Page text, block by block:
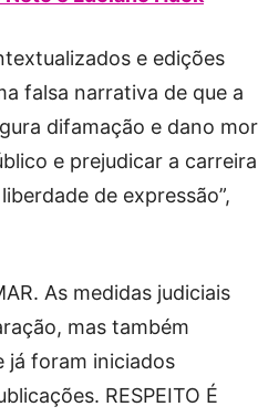
e edições
falsa narrativa de que a
difamação e dano
e prejudicar a
de expressão”,
As medidas judiciais
mas também
já foram iniciados
RESPEITO É